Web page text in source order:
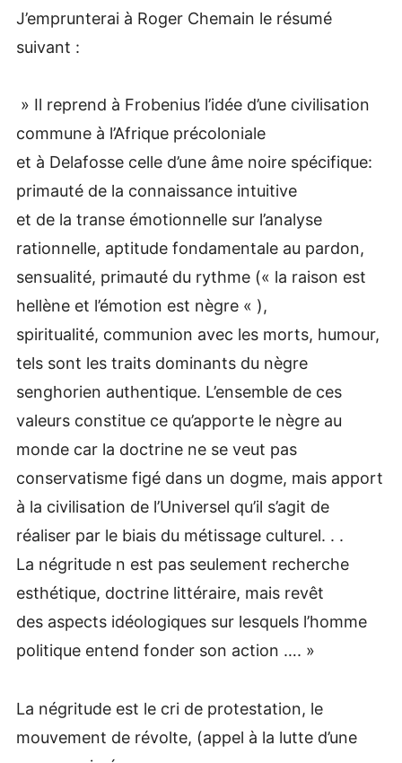
J’emprunterai à Roger Chemain le résumé
suivant :
» Il reprend à Frobenius l’idée d’une civilisation
commune à l’Afrique précoloniale
et à Delafosse celle d’une âme noire spécifique:
primauté de la connaissance intuitive
et de la transe émotionnelle sur l’analyse
rationnelle, aptitude fondamentale au pardon,
sensualité, primauté du rythme (« la raison est
hellène et l’émotion est nègre « ),
spiritualité, communion avec les morts, humour,
tels sont les traits dominants du nègre
senghorien authentique. L’ensemble de ces
valeurs constitue ce qu’apporte le nègre au
monde car la doctrine ne se veut pas
conservatisme figé dans un dogme, mais apport
à la civilisation de l’Universel qu’il s’agit de
réaliser par le biais du métissage culturel. . .
La négritude n est pas seulement recherche
esthétique, doctrine littéraire, mais revêt
des aspects idéologiques sur lesquels l’homme
politique entend fonder son action …. »
La négritude est le cri de protestation, le
mouvement de révolte, (appel à la lutte d’une